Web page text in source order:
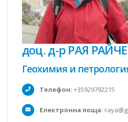
доц. д-р РАЯ
Геохимия и
Телефон: +35929792215
Електронна поща: